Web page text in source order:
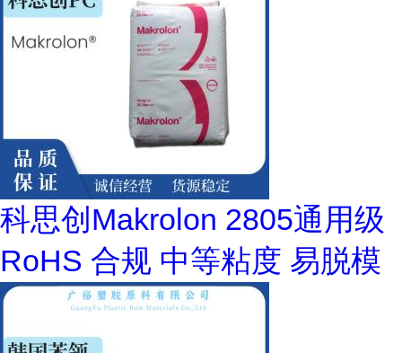
科思创Makrolon 2805通用级
RoHS 合规 中等粘度 易脱模